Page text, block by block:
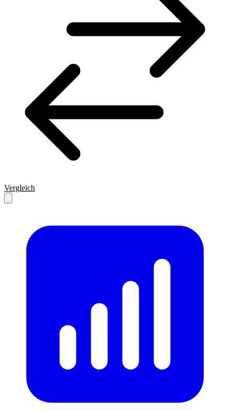
Vergleich